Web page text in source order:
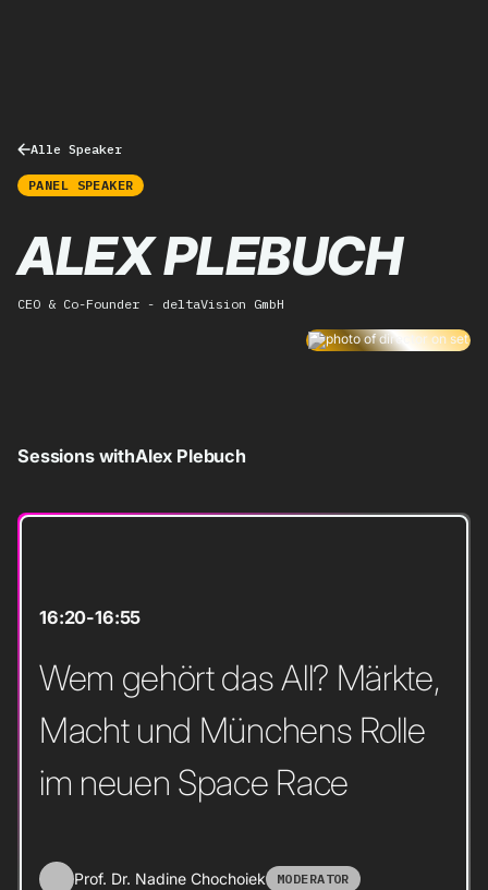
Alle Speaker
PANEL SPEAKER
ALEX PLEBUCH
CEO & Co-Founder - deltaVision GmbH
Sessions withAlex Plebuch
16:20-16:55
Wem gehört das All? Märkte,
Macht und Münchens Rolle
im neuen Space Race
Prof. Dr. Nadine Chochoiek MODERATOR